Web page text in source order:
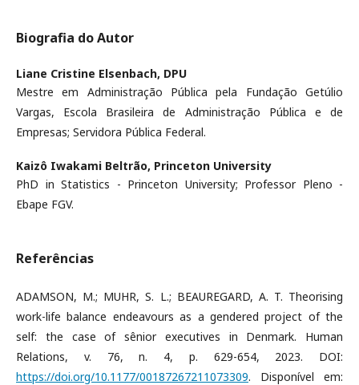
Biografia do Autor
Liane Cristine Elsenbach, DPU
Mestre em Administração Pública pela Fundação Getúlio
Vargas, Escola Brasileira de Administração Pública e de
Empresas; Servidora Pública Federal.
Kaizô Iwakami Beltrão, Princeton University
PhD in Statistics - Princeton University; Professor Pleno -
Ebape FGV.
Referências
ADAMSON, M.; MUHR, S. L.; BEAUREGARD, A. T. Theorising
work-life balance endeavours as a gendered project of the
self: the case of sênior executives in Denmark. Human
Relations, v. 76, n. 4, p. 629-654, 2023. DOI:
https://doi.org/10.1177/00187267211073309. Disponível em: